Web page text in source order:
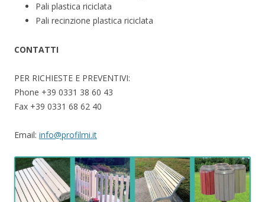
Pali plastica riciclata
Pali recinzione plastica riciclata
CONTATTI
PER RICHIESTE E PREVENTIVI:
Phone +39 0331 38 60 43
Fax +39 0331 68 62 40
Email: info@profilmi.it